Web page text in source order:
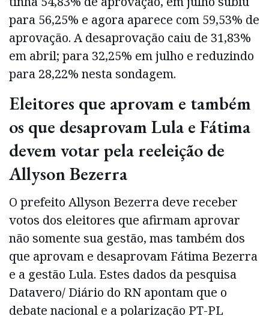
para 56,25% e agora aparece com 59,53% de
aprovação. A desaprovação caiu de 31,83%
em abril; para 32,25% em julho e reduzindo
para 28,22% nesta sondagem.
Eleitores que aprovam e também
os que desaprovam Lula e Fátima
devem votar pela reeleição de
Allyson Bezerra
O prefeito Allyson Bezerra deve receber
votos dos eleitores que afirmam aprovar
não somente sua gestão, mas também dos
que aprovam e desaprovam Fátima Bezerra
e a gestão Lula. Estes dados da pesquisa
Datavero/ Diário do RN apontam que o
debate nacional e a polarização PT-PL